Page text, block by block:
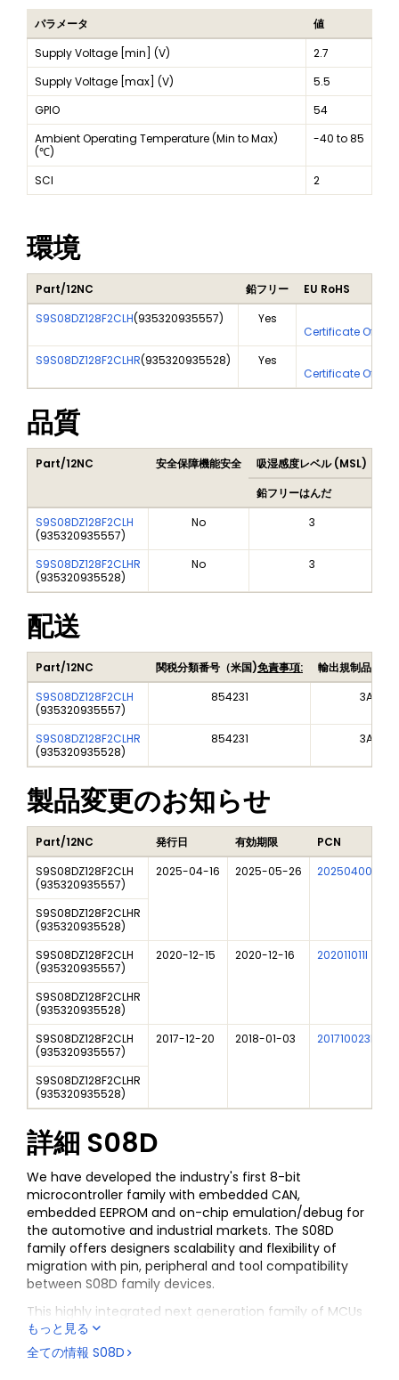
パラメータ
値
Supply Voltage [min] (V)
2.7
Supply Voltage [max] (V)
5.5
GPIO
54
Ambient Operating Temperature (Min to Max)
(℃)
-40 to 85
SCI 2
環境
Part/12NC 鉛フリー
EU RoHS
S9S08DZ128F2CLH(935320935557) Yes
Certificate Of
S9S08DZ128F2CLHR(935320935528) Yes
Certificate Of
品質
Part/12NC 安全保障機能安全 吸湿感度レベル (MSL)
鉛フリーはんだ
S9S08DZ128F2CLH
(935320935557)
No 3
S9S08DZ128F2CLHR
(935320935528)
No 3
配送
Part/12NC 関税分類番号（米国)免責事項:
輸出規制品目番
S9S08DZ128F2CLH
(935320935557)
854231
S9S08DZ128F2CLHR
(935320935528)
854231
製品変更のお知らせ
Part/12NC 発行日 有効期限 PCN
S9S08DZ128F2CLH
(935320935557)
2025-04-16 2025-05-26 202504008I
S9S08DZ128F2CLHR
(935320935528)
S9S08DZ128F2CLH
(935320935557)
2020-12-15 2020-12-16 202011011I
S9S08DZ128F2CLHR
(935320935528)
S9S08DZ128F2CLH
(935320935557)
2017-12-20 2018-01-03 201710023I
S9S08DZ128F2CLHR
(935320935528)
詳細 S08D
We have developed the industry's first 8-bit
microcontroller family with embedded CAN,
embedded EEPROM and on-chip emulation/debug for
the automotive and industrial markets. The S08D
family offers designers scalability and flexibility of
migration with pin, peripheral and tool compatibility
between S08D family devices.
This highly integrated next generation family of MCUs
is packed with features designed to provide increased
performance, as well as save power, development
もっと見る
全ての情報 S08D